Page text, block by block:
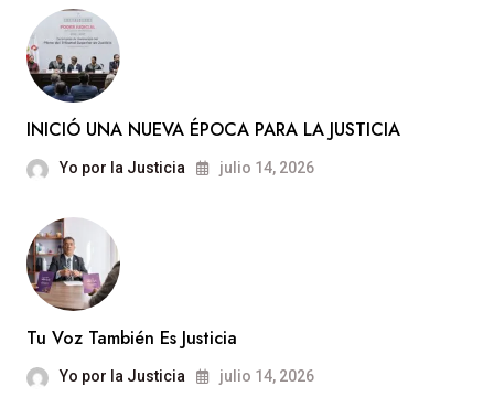
INICIÓ UNA NUEVA ÉPOCA PARA LA JUSTICIA
Yo por la Justicia julio 14, 2026
Tu Voz También Es Justicia
Yo por la Justicia julio 14, 2026